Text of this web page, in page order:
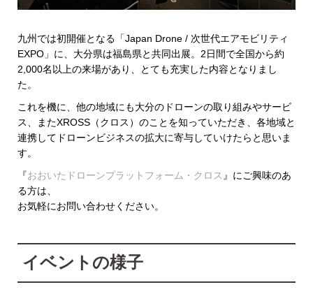
九州では初開催となる「Japan Drone / 次世代エアモビリティ
EXPO」に、大分県は福島県と共同出展。2日間で全国から約
2,000名以上の来場があり、とても充実した内容となりまし
た。
これを機に、他の地域にも大分のドローンの取り組みやサービ
ス、またXROSS（クロス）のことを知っていただき、各地域と
連携してドローンビジネスの拡大に寄与していけたらと思いま
す。
『おおいたドローンプラットフォーム・クロス』にご興味のあ
る方は、
お気軽にお問い合わせください。
イベントの様子